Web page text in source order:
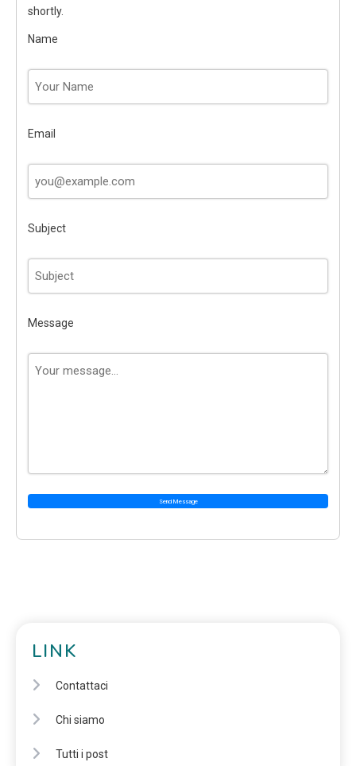
shortly.
Name
Email
Subject
Message
Send Message
LINK
Contattaci
Chi siamo
Tutti i post